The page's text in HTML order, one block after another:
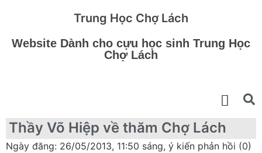
Trung Học Chợ Lách
Website Dành cho cựu học sinh Trung Học
Chợ Lách
Thầy Võ Hiệp về thăm Chợ Lách
Ngày đăng: 26/05/2013, 11:50 sáng, ý kiến phản hồi (0)